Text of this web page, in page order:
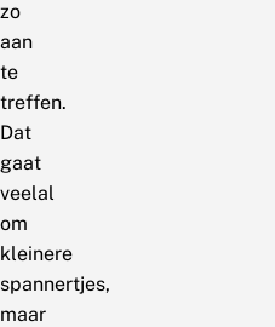
zo
aan
te
treffen.
Dat
gaat
veelal
om
kleinere
spannertjes,
maar